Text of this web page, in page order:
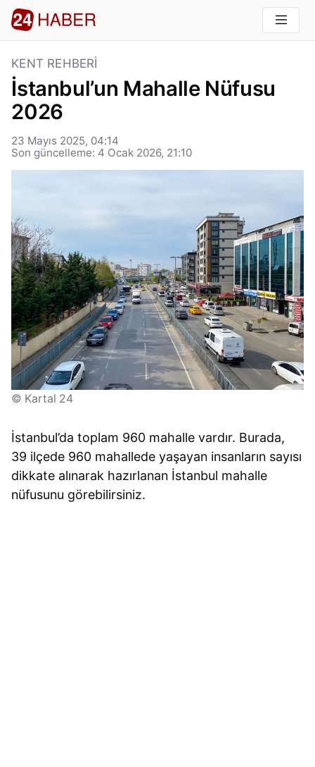
KENT REHBERI
İstanbul’un Mahalle Nüfusu
2026
23 Mayıs 2025, 04:14
Son güncelleme: 4 Ocak 2026, 21:10
© Kartal 24
İstanbul’da toplam 960 mahalle vardır. Burada,
39 ilçede 960 mahallede yaşayan insanların sayısı
dikkate alınarak hazırlanan İstanbul mahalle
nüfusunu görebilirsiniz.